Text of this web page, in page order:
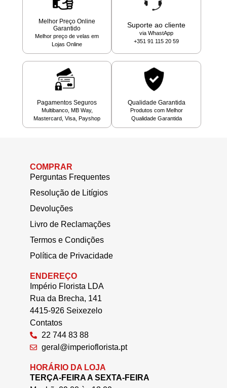
Melhor Preço Online
Garantido
Melhor preço de velas em
Lojas Online
Suporte ao cliente
via WhastApp
+351 91 115 20 59
Pagamentos Seguros
Multibanco, MB Way,
Mastercard, Visa, Payshop
Qualidade Garantida
Produtos com Melhor
Qualidade Garantida
COMPRAR
Perguntas Frequentes
Resolução de Litígios
Devoluções
Livro de Reclamações
Termos e Condições
Política de Privacidade
ENDEREÇO
Império Florista LDA
Rua da Brecha, 141
4415-926 Seixezelo
Contatos
22 744 83 88
geral@imperioflorista.pt
HORÁRIO DA LOJA
TERÇA-FEIRA A SEXTA-FEIRA